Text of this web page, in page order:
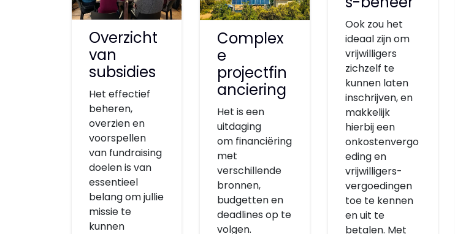
Overzicht
van
subsidies
Het effectief
beheren,
overzien en
voorspellen
van fundraising
doelen is van
essentieel
belang om jullie
missie te
kunnen
Complex
e
projectfin
anciering
Het is een
uitdaging
om financiëring
met
verschillende
bronnen,
budgetten en
deadlines op te
volgen.
Ook zou het
ideaal zijn om
vrijwilligers
zichzelf te
kunnen laten
inschrijven, en
makkelijk
hierbij een
onkostenvergo
eding en
vrijwilligers-
vergoedingen
toe te kennen
en uit te
betalen. Met